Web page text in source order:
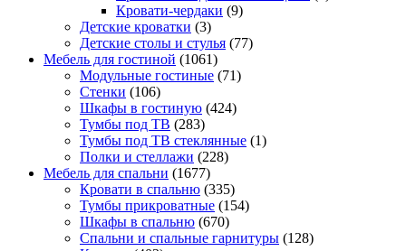
Кровати-чердаки (9)
Детские кроватки (3)
Детские столы и стулья (77)
Мебель для гостиной (1061)
Модульные гостиные (71)
Стенки (106)
Шкафы в гостиную (424)
Тумбы под ТВ (283)
Тумбы под ТВ стеклянные (1)
Полки и стеллажи (228)
Мебель для спальни (1677)
Кровати в спальню (335)
Тумбы прикроватные (154)
Шкафы в спальню (670)
Спальни и спальные гарнитуры (128)